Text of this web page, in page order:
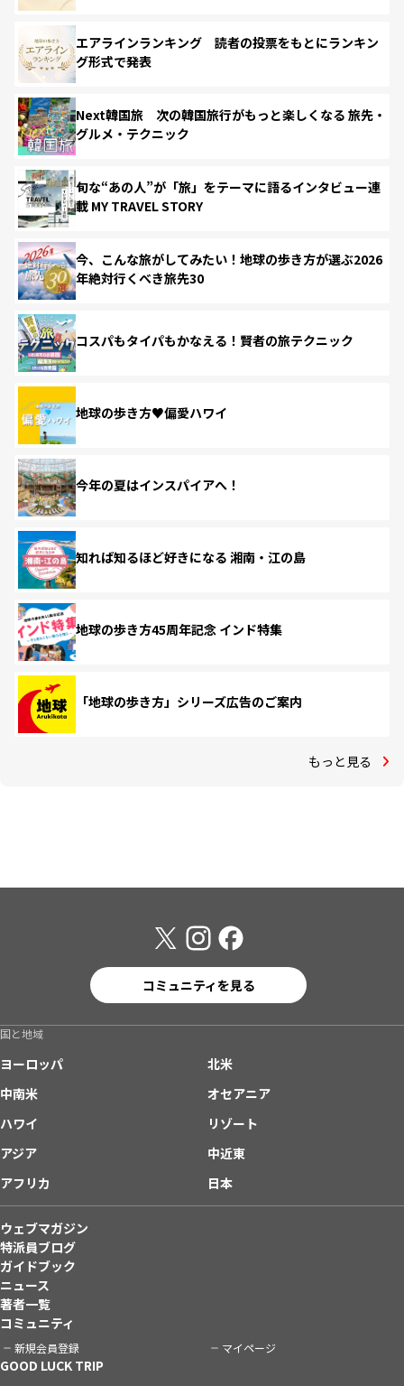
エアラインランキング 読者の投票をもとにランキン
グ形式で発表
Next韓国旅 次の韓国旅行がもっと楽しくなる 旅先・
グルメ・テクニック
旬な“あの人”が「旅」をテーマに語るインタビュー連
載 MY TRAVEL STORY
今、こんな旅がしてみたい！地球の歩き方が選ぶ2026
年絶対行くべき旅先30
コスパもタイパもかなえる！賢者の旅テクニック
地球の歩き方♥偏愛ハワイ
今年の夏はインスパイアへ！
知れば知るほど好きになる 湘南・江の島
地球の歩き方45周年記念 インド特集
「地球の歩き方」シリーズ広告のご案内
もっと見る
コミュニティを見る
国と地域
ヨーロッパ
北米
中南米
オセアニア
ハワイ
リゾート
アジア
中近東
アフリカ
日本
ウェブマガジン
特派員ブログ
ガイドブック
ニュース
著者一覧
コミュニティ
新規会員登録 マイページ
GOOD LUCK TRIP